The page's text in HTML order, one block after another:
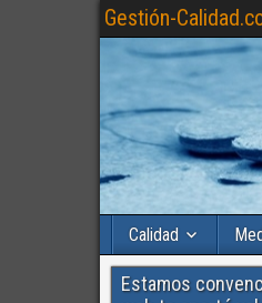
Gestión-
Calidad
Estamos